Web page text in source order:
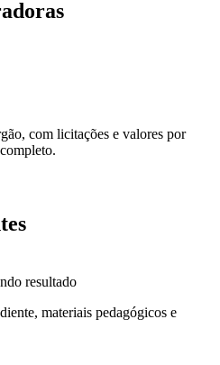
com licitações e valores por
resultado
materiais pedagógicos e